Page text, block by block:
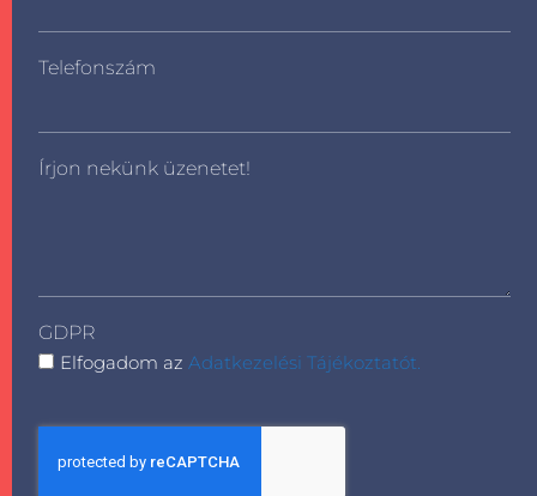
Telefonszám
Írjon nekünk üzenetet!
GDPR
Elfogadom azAdatkezelési Tájékoztatót.